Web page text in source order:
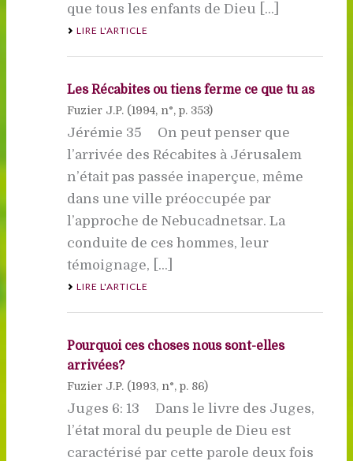
que tous les enfants de Dieu [...]
LIRE L'ARTICLE
Les Récabites ou tiens ferme ce que tu as
Fuzier J.P. (1994, n°, p. 353)
Jérémie 35 On peut penser que
l’arrivée des Récabites à Jérusalem
n’était pas passée inaperçue, même
dans une ville préoccupée par
l’approche de Nebucadnetsar. La
conduite de ces hommes, leur
témoignage, [...]
LIRE L'ARTICLE
Pourquoi ces choses nous sont-elles
arrivées?
Fuzier J.P. (1993, n°, p. 86)
Juges 6: 13 Dans le livre des Juges,
l’état moral du peuple de Dieu est
caractérisé par cette parole deux fois